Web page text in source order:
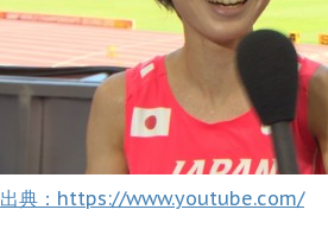
出典：https://www.youtube.com/